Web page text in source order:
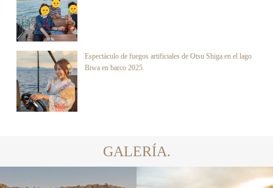
Espectáculo de fuegos artificiales de Otsu Shiga en el lago
Biwa en barco 2025.
GALERÍA.